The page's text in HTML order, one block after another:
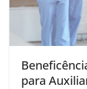
para